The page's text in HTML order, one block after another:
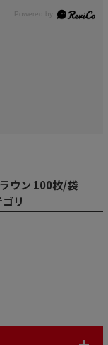
ウン 100枚/袋
リ